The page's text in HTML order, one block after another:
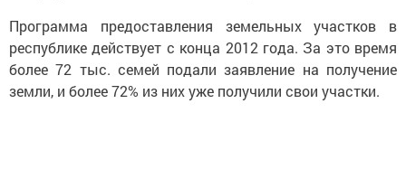
Программа предоставления земельных участков в
республике действует с конца 2012 года. За это время
более 72 тыс. семей подали заявление на получение
земли, и более 72% из них уже получили свои участки.